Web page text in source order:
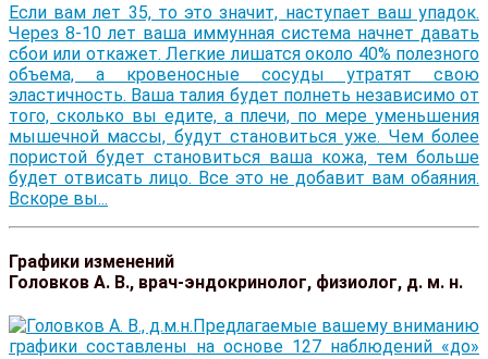
Если вам лет 35, то это значит, наступает ваш упадок.
Через 8-10 лет ваша иммунная система начнет давать
сбои или откажет. Легкие лишатся около 40% полезного
объема, а кровеносные сосуды утратят свою
эластичность. Ваша талия будет полнеть независимо от
того, сколько вы едите, а плечи, по мере уменьшения
мышечной массы, будут становиться уже. Чем более
пористой будет становиться ваша кожа, тем больше
будет отвисать лицо. Все это не добавит вам обаяния.
Вскоре вы...
Графики изменений
Головков А. В., врач-эндокринолог, физиолог, д. м. н.
Предлагаемые вашему вниманию
графики составлены на основе 127 наблюдений «до»